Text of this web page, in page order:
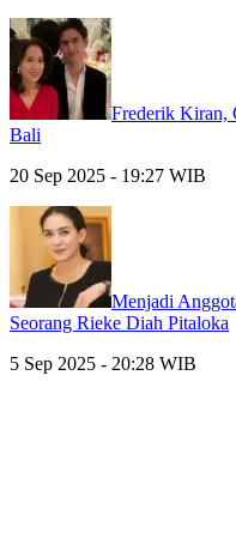
Frederik Kiran,
Bali
20 Sep 2025 - 19:27 WIB
Menjadi
Seorang Rieke Diah Pitaloka
5 Sep 2025 - 20:28 WIB